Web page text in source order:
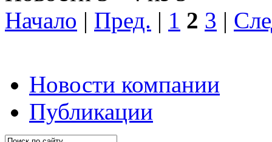
Начало | Пред. | 1 2 3 |
Новости компании
Публикации